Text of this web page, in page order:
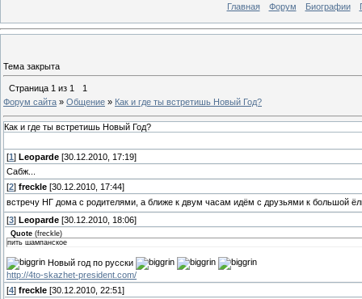
Главная Форум Биографии
Тема закрыта
Страница 1 из 1
1
Форум сайта » Общение » Как и где ты встретишь Новый Год?
Как и где ты встретишь Новый Год?
[1 ] Leoparde [30.12.2010, 17:19]
Сабж...
[2] freckle [30.12.2010, 17:44]
встречу НГ дома с родителями, а ближе к двум часам идём с друзьями к большой
[3] Leoparde [30.12.2010, 18:06]
Quote (freckle)
пить шампанское
Новый год по русски
http://4to-skazhet-president.com/
[4] freckle [30.12.2010, 22:51]